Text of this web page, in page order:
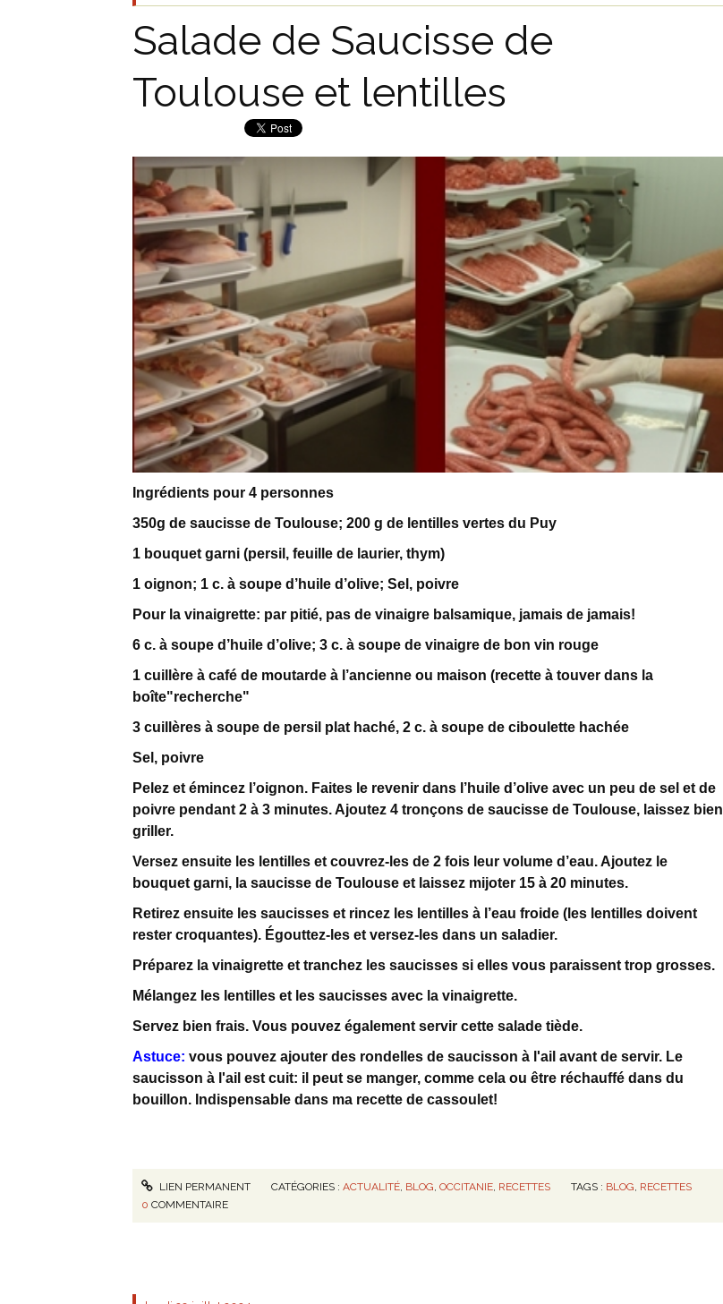
Salade de Saucisse de
Toulouse et lentilles
Ingrédients pour 4 personnes
350g de saucisse de Toulouse; 200 g de lentilles vertes du Puy
1 bouquet garni (persil, feuille de laurier, thym)
1 oignon; 1 c. à soupe d’huile d’olive; Sel, poivre
Pour la vinaigrette: par pitié, pas de vinaigre balsamique, jamais de jamais!
6 c. à soupe d’huile d’olive; 3 c. à soupe de vinaigre de bon vin rouge
1 cuillère à café de moutarde à l’ancienne ou maison (recette à touver dans la
boîte"recherche"
3 cuillères à soupe de persil plat haché, 2 c. à soupe de ciboulette hachée
Sel, poivre
Pelez et émincez l’oignon. Faites le revenir dans l’huile d’olive avec un peu de sel et de
poivre pendant 2 à 3 minutes. Ajoutez 4 tronçons de saucisse de Toulouse, laissez bien
griller.
Versez ensuite les lentilles et couvrez-les de 2 fois leur volume d’eau. Ajoutez le
bouquet garni, la saucisse de Toulouse et laissez mijoter 15 à 20 minutes.
Retirez ensuite les saucisses et rincez les lentilles à l’eau froide (les lentilles doivent
rester croquantes). Égouttez-les et versez-les dans un saladier.
Préparez la vinaigrette et tranchez les saucisses si elles vous paraissent trop grosses.
Mélangez les lentilles et les saucisses avec la vinaigrette.
Servez bien frais. Vous pouvez également servir cette salade tiède.
Astuce: vous pouvez ajouter des rondelles de saucisson à l'ail avant de servir. Le
saucisson à l'ail est cuit: il peut se manger, comme cela ou être réchauffé dans du
bouillon. Indispensable dans ma recette de cassoulet!
LIEN PERMANENT CATÉGORIES :ACTUALITÉ BLOG ,OCCITANIE RECETTES TAGS : BLOG RECETTES
0 COMMENTAIRE